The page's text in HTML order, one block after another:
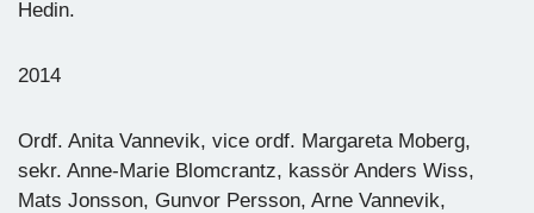
Hedin.
2014
Ordf. Anita Vannevik, vice ordf. Margareta Moberg,
sekr. Anne-Marie Blomcrantz, kassör Anders Wiss,
Mats Jonsson, Gunvor Persson, Arne Vannevik,